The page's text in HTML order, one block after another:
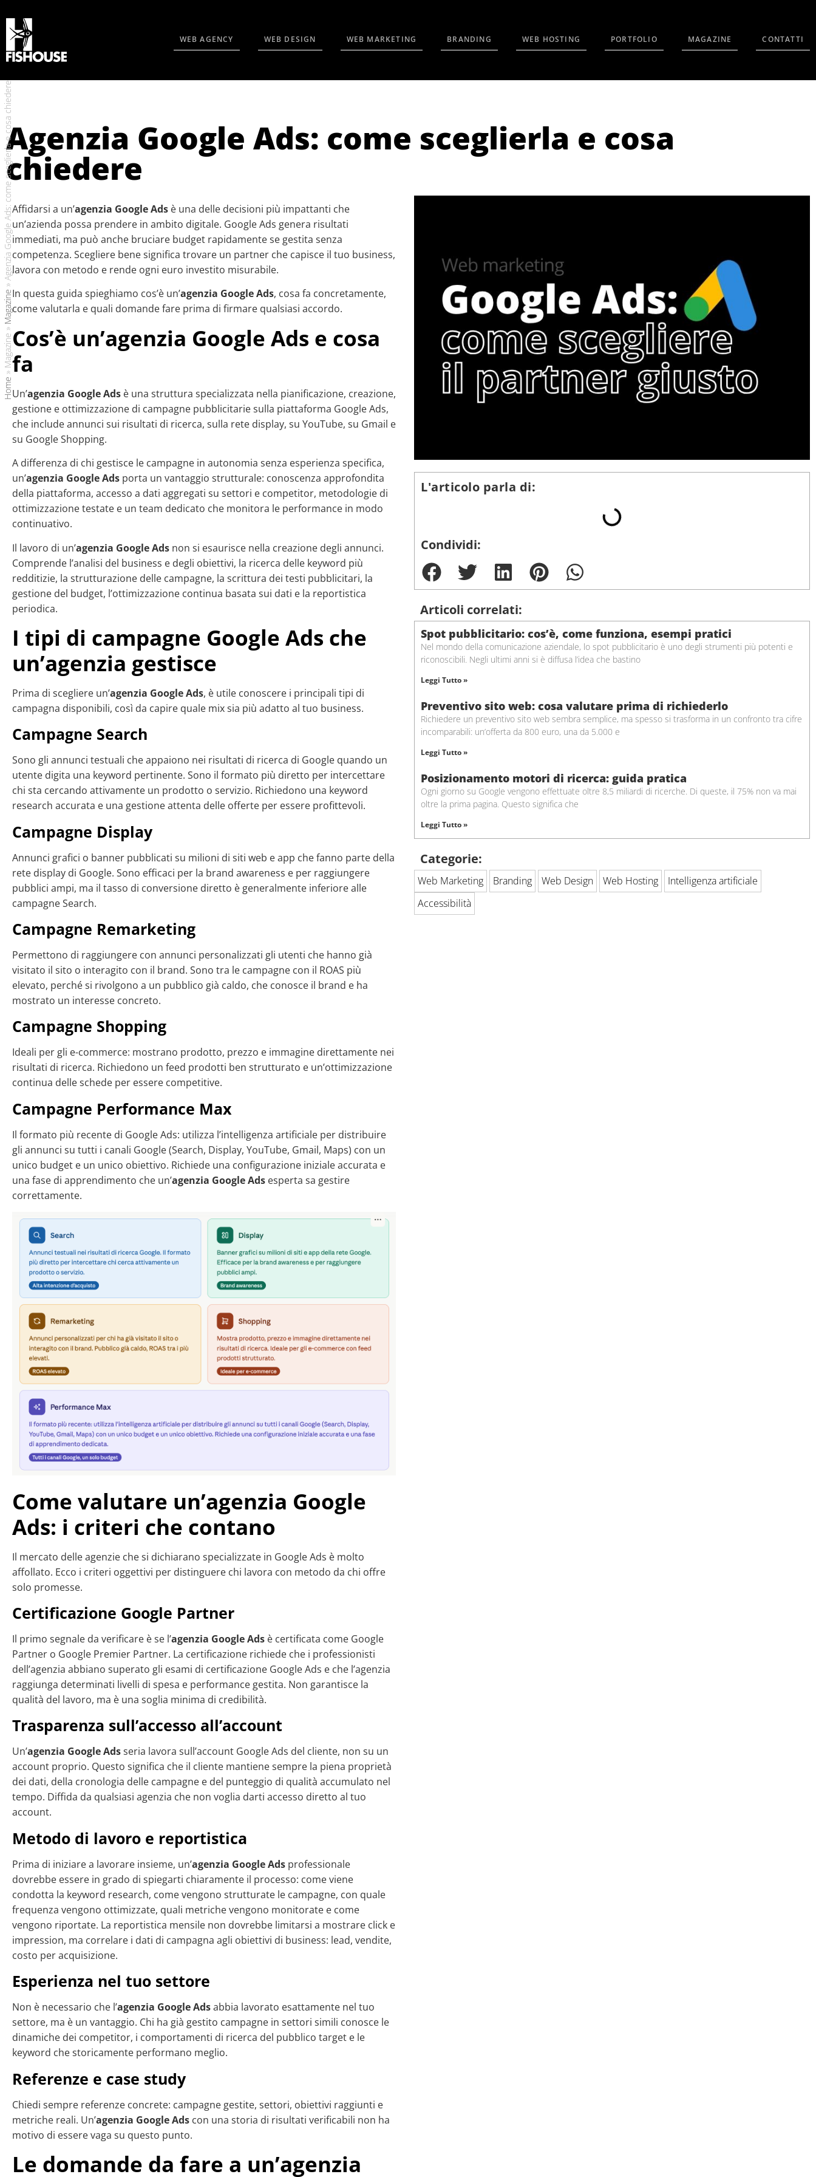
WEB AGENCY WEB DESIGN WEB MARKETING BRANDING WEB HOSTING PORTFOLIO MAGAZINE CONTATTI
Home
»
Magazine
»
Magazine
»
Agenzia Google Ads: come sceglierla e cosa chiedere
Agenzia Google Ads: come sceglierla e cosa
chiedere
Affidarsi a un’agenzia Google Ads è una delle decisioni più impattanti che
un’azienda possa prendere in ambito digitale. Google Ads genera risultati
immediati, ma può anche bruciare budget rapidamente se gestita senza
competenza. Scegliere bene significa trovare un partner che capisce il tuo business,
lavora con metodo e rende ogni euro investito misurabile.
In questa guida spieghiamo cos’è un’agenzia Google Ads, cosa fa concretamente,
come valutarla e quali domande fare prima di firmare qualsiasi accordo.
Cos’è un’agenzia Google Ads e cosa
fa
Un’agenzia Google Ads è una struttura specializzata nella pianificazione, creazione,
gestione e ottimizzazione di campagne pubblicitarie sulla piattaforma Google Ads,
che include annunci sui risultati di ricerca, sulla rete display, su YouTube, su Gmail e
su Google Shopping.
A differenza di chi gestisce le campagne in autonomia senza esperienza specifica,
un’agenzia Google Ads porta un vantaggio strutturale: conoscenza approfondita
della piattaforma, accesso a dati aggregati su settori e competitor, metodologie di
ottimizzazione testate e un team dedicato che monitora le performance in modo
continuativo.
Il lavoro di un’agenzia Google Ads non si esaurisce nella creazione degli annunci.
Comprende l’analisi del business e degli obiettivi, la ricerca delle keyword più
redditizie, la strutturazione delle campagne, la scrittura dei testi pubblicitari, la
gestione del budget, l’ottimizzazione continua basata sui dati e la reportistica
periodica.
I tipi di campagne Google Ads che
un’agenzia gestisce
Prima di scegliere un’agenzia Google Ads, è utile conoscere i principali tipi di
campagna disponibili, così da capire quale mix sia più adatto al tuo business.
Campagne Search
Sono gli annunci testuali che appaiono nei risultati di ricerca di Google quando un
utente digita una keyword pertinente. Sono il formato più diretto per intercettare
chi sta cercando attivamente un prodotto o servizio. Richiedono una keyword
research accurata e una gestione attenta delle offerte per essere profittevoli.
Campagne Display
Annunci grafici o banner pubblicati su milioni di siti web e app che fanno parte della
rete display di Google. Sono efficaci per la brand awareness e per raggiungere
pubblici ampi, ma il tasso di conversione diretto è generalmente inferiore alle
campagne Search.
Campagne Remarketing
Permettono di raggiungere con annunci personalizzati gli utenti che hanno già
visitato il sito o interagito con il brand. Sono tra le campagne con il ROAS più
elevato, perché si rivolgono a un pubblico già caldo, che conosce il brand e ha
mostrato un interesse concreto.
Campagne Shopping
Ideali per gli e-commerce: mostrano prodotto, prezzo e immagine direttamente nei
risultati di ricerca. Richiedono un feed prodotti ben strutturato e un’ottimizzazione
continua delle schede per essere competitive.
Campagne Performance Max
Il formato più recente di Google Ads: utilizza l’intelligenza artificiale per distribuire
gli annunci su tutti i canali Google (Search, Display, YouTube, Gmail, Maps) con un
unico budget e un unico obiettivo. Richiede una configurazione iniziale accurata e
una fase di apprendimento che un’agenzia Google Ads esperta sa gestire
correttamente.
Come valutare un’agenzia Google
Ads: i criteri che contano
Il mercato delle agenzie che si dichiarano specializzate in Google Ads è molto
affollato. Ecco i criteri oggettivi per distinguere chi lavora con metodo da chi offre
solo promesse.
Certificazione Google Partner
Il primo segnale da verificare è se l’agenzia Google Ads è certificata come Google
Partner o Google Premier Partner. La certificazione richiede che i professionisti
dell’agenzia abbiano superato gli esami di certificazione Google Ads e che l’agenzia
raggiunga determinati livelli di spesa e performance gestita. Non garantisce la
qualità del lavoro, ma è una soglia minima di credibilità.
Trasparenza sull’accesso all’account
Un’agenzia Google Adsseria lavora sull’account Google Ads del cliente, non su un
account proprio. Questo significa che il cliente mantiene sempre la piena proprietà
dei dati, della cronologia delle campagne e del punteggio di qualità accumulato nel
tempo. Diffida da qualsiasi agenzia che non voglia darti accesso diretto al tuo
account.
Metodo di lavoro e reportistica
Prima di iniziare a lavorare insieme, un’agenzia Google Ads professionale
dovrebbe essere in grado di spiegarti chiaramente il processo: come viene
condotta la keyword research, come vengono strutturate le campagne, con quale
frequenza vengono ottimizzate, quali metriche vengono monitorate e come
vengono riportate. La reportistica mensile non dovrebbe limitarsi a mostrare click e
impression, ma correlare i dati di campagna agli obiettivi di business: lead, vendite,
costo per acquisizione.
Esperienza nel tuo settore
Non è necessario che l’agenzia Google Adsabbia lavorato esattamente nel tuo
settore, ma è un vantaggio. Chi ha già gestito campagne in settori simili conosce le
dinamiche dei competitor, i comportamenti di ricerca del pubblico target e le
keyword che storicamente performano meglio.
Referenze e case study
Chiedi sempre referenze concrete: campagne gestite, settori, obiettivi raggiunti e
metriche reali. Un’agenzia Google Ads con una storia di risultati verificabili non ha
motivo di essere vaga su questo punto.
Le domande da fare a un’agenzia
L'articolo parla di:
Condividi:
Articoli correlati:
Spot pubblicitario: cos’è, come funziona, esempi pratici
Nel mondo della comunicazione aziendale, lo spot pubblicitario è uno degli strumenti più potenti e
riconoscibili. Negli ultimi anni si è diffusa l’idea che bastino
Leggi Tutto »
Preventivo sito web: cosa valutare prima di richiederlo
Richiedere un preventivo sito web sembra semplice, ma spesso si trasforma in un confronto tra cifre
incomparabili: un’offerta da 800 euro, una da 5.000 e
Leggi Tutto »
Posizionamento motori di ricerca: guida pratica
Ogni giorno su Google vengono effettuate oltre 8,5 miliardi di ricerche. Di queste, il 75% non va mai
oltre la prima pagina. Questo significa che
Leggi Tutto »
Categorie:
Web Marketing Branding Web Design Web Hosting
Intelligenza artificiale
Accessibilità